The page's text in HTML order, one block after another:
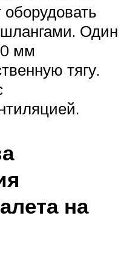
оборудовать
Один
мм
тягу.
на